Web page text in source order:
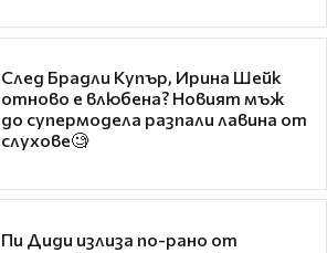
След Брадли Купър, Ирина Шейк
отново е влюбена? Новият мъж
до супермодела разпали лавина от
слухове🧐
Пи Диди излиза по-рано от